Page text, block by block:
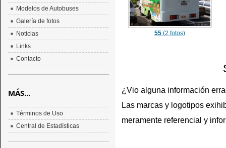
55 (2 fotos)
¿Vio alguna información
Las marcas y logotipos
meramente referencial y
Modelos de Autobuses
Galería de fotos
Noticias
Links
Contacto
MÁS...
Términos de Uso
Central de Estadísticas